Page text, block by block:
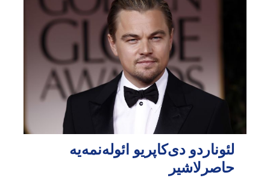
لئوناردو دی‌کاپریو ائوله‌نمه‌یه
حاصرلاشیر